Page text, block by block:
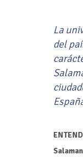
La
del